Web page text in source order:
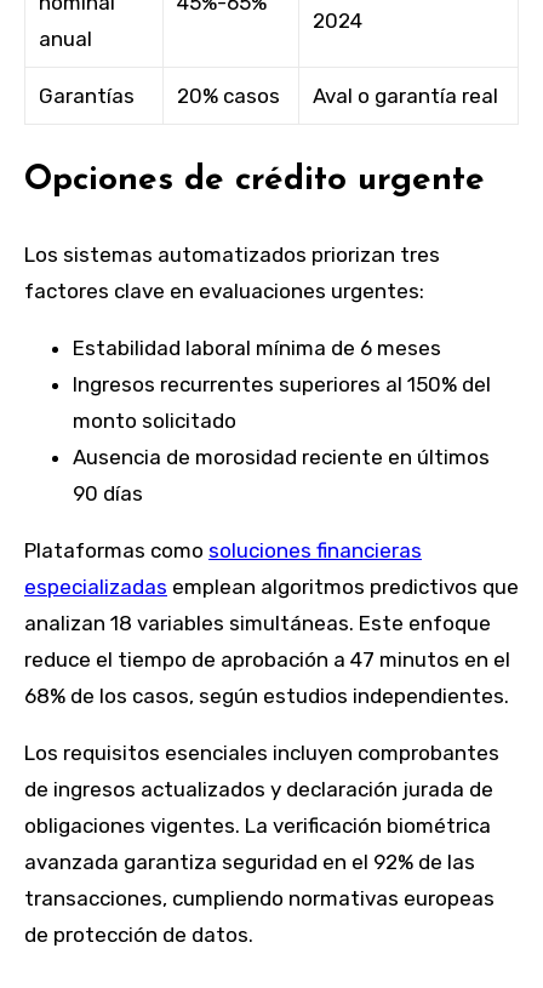
anual
2024
Garantías 20% casos Aval o garantía real
Opciones de crédito urgente
Los sistemas automatizados priorizan tres
factores clave en evaluaciones urgentes:
Estabilidad laboral mínima de 6 meses
Ingresos recurrentes superiores al 150% del
monto solicitado
Ausencia de morosidad reciente en últimos
90 días
Plataformas como soluciones financieras
especializadas emplean algoritmos predictivos que
analizan 18 variables simultáneas. Este enfoque
reduce el tiempo de aprobación a 47 minutos en el
68% de los casos, según estudios independientes.
Los requisitos esenciales incluyen comprobantes
de ingresos actualizados y declaración jurada de
obligaciones vigentes. La verificación biométrica
avanzada garantiza seguridad en el 92% de las
transacciones, cumpliendo normativas europeas
de protección de datos.